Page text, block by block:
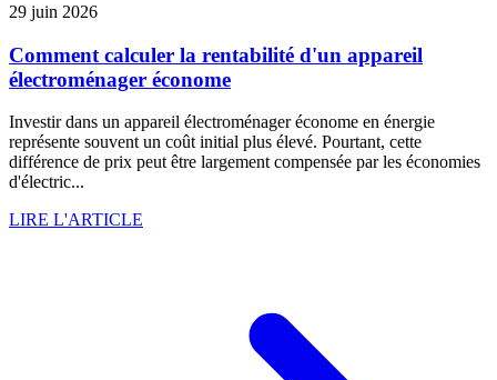
29 juin 2026
Comment calculer la rentabilité d'un appareil
électroménager économe
Investir dans un appareil électroménager économe en énergie
représente souvent un coût initial plus élevé. Pourtant, cette
différence de prix peut être largement compensée par les économies
d'électric...
LIRE L'ARTICLE